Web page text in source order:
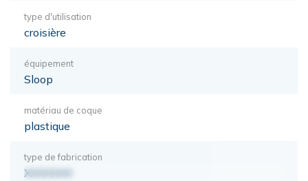
type d'utilisation
croisière
équipement
Sloop
matériau de coque
plastique
type de fabrication
XXXXXXX